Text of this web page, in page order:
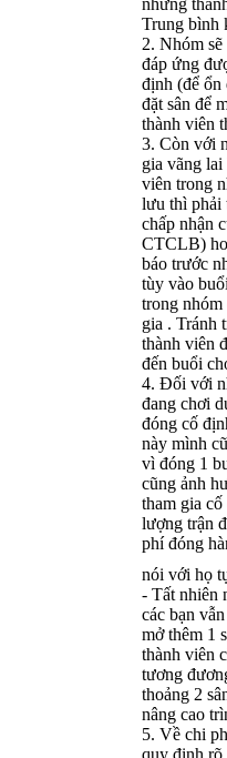
những
Trung bình
2. Nhóm
đáp ứng
định (để ổn
đặt sân để
thành viên
3. Còn với
gia vãng lai
viên trong
lưu thì phải
chấp nhận
CTCLB)
báo trước
tùy vào
trong nhóm
gia . Tránh
thành viên
đến buổi
4. Đối với
đang chơi
đóng cố
này mình
vì đóng 1
cũng ảnh
tham gia
lượng trận
phí đóng
nói với họ
- Tất nhiên
các bạn
mở thêm 1
thành viên
tương
thoảng 2
nâng cao
5. Về chi